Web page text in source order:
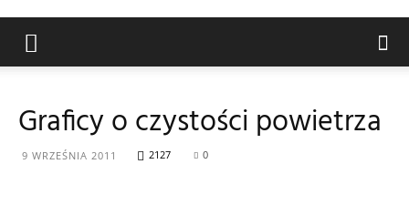
ekologiczna
Graficy o czystości powietrza
9 WRZEŚNIA 2011 2127 0